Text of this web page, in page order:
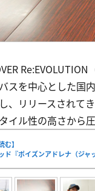
スを中心とした国
、リリースされて
イル性の高さから
む】
ド『ポイズンアドレナ（ジ